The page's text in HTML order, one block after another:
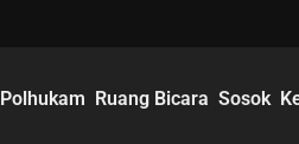
Polhukam Ruang Bicara Sosok